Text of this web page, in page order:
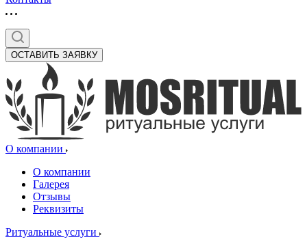
ОСТАВИТЬ ЗАЯВКУ
О компании
О компании
Галерея
Отзывы
Реквизиты
Ритуальные услуги